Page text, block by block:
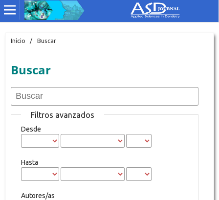
Inicio / Buscar
Buscar
Filtros avanzados
Desde
Hasta
Autores/as